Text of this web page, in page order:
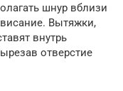
шнур вблизи
Вытяжки,
внутрь
отверстие